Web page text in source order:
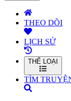
THEO DÕI
LỊCH SỬ
THỂ LOẠI
TÌM